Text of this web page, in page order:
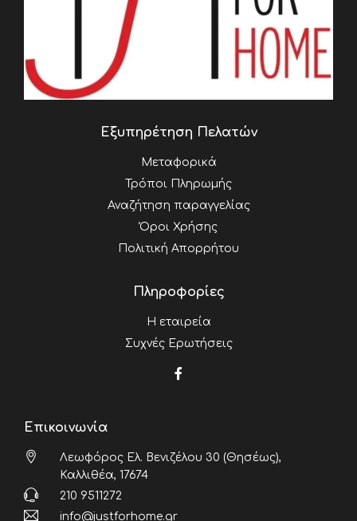
Εξυπηρέτηση Πελατών
Μεταφορικά
Τρόποι Πληρωμής
Αναζήτηση παραγγελίας
Όροι Χρήσης
Πολιτική Απορρήτου
Πληροφορίες
Η εταιρεία
Συχνές Ερωτήσεις
Επικοινωνία
Λεωφόρος Ελ. Βενιζέλου 30 (Θησέως),
Καλλιθέα, 17674
210 9511272
info@justforhome.gr